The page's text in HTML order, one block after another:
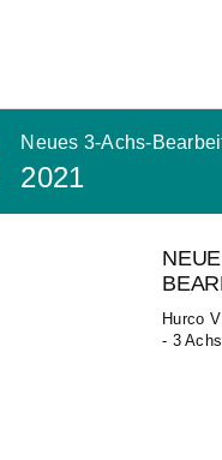
Neues 3-Achs-
2021
Hurco
- 3